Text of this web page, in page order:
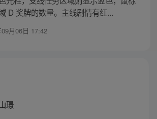
D 奖牌的数量。主线剧情有红...
09月06日 17:42
璟